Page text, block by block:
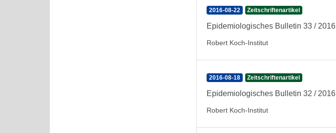
2016-08-22 Zeitschriftenartikel
Epidemiologisches Bulletin 33 / 2016
Robert Koch-Institut
2016-08-18 Zeitschriftenartikel
Epidemiologisches Bulletin 32 / 2016
Robert Koch-Institut